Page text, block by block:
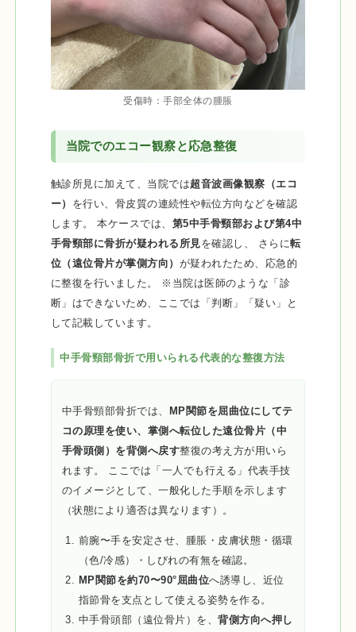
受傷時：手部全体の腫脹
当院でのエコー観察と応急整復
触診所見に加えて、当院では超音波画像観察（エコ
ー） を行い、骨皮質の連続性や転位方向などを確認
します。 本ケースでは、 第5中手骨頸部および第4中
手骨頸部に骨折が疑われる所見を確認し、 さらに転
位（遠位骨片が掌側方向） が疑われたため、応急的
に整復を行いました。 ※当院は医師のような「診
断」はできないため、ここでは「判断」「疑い」と
して記載しています。
中手骨頸部骨折で用いられる代表的な整復方法
中手骨頸部骨折では、 MP関節を屈曲位にしてテ
コの原理を使い、掌側へ転位した遠位骨片（中
手骨頭側）を背側へ戻す整復の考え方が用いら
れます。 ここでは「一人でも行える」代表手技
のイメージとして、一般化した手順を示します
（状態により適否は異なります）。
前腕〜手を安定させ、腫脹・皮膚状態・循環
（色/冷感）・しびれの有無を確認。
MP関節を約70〜90°屈曲位へ誘導し、近位
指節骨を支点として使える姿勢を作る。
中手骨頭部（遠位骨片）を、背側方向へ押し